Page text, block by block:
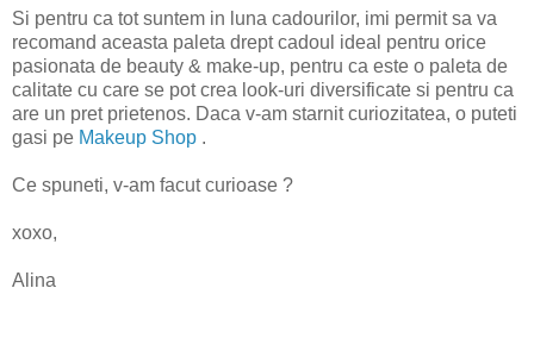
Si pentru ca tot suntem in luna cadourilor, imi permit sa va
recomand aceasta paleta drept cadoul ideal pentru orice
pasionata de beauty & make-up, pentru ca este o paleta de
calitate cu care se pot crea look-uri diversificate si pentru ca
are un pret prietenos. Daca v-am starnit curiozitatea, o puteti
gasi pe Makeup Shop .
Ce spuneti, v-am facut curioase ?
xoxo,
Alina